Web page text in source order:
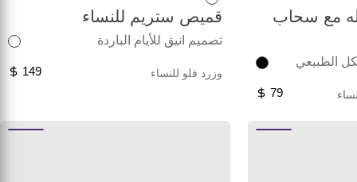
مع سحاب
الطبيعي
79
قميص ستريم للنساء
تصميم انيق للأيام الباردة
وزرد فلو للنساء 149